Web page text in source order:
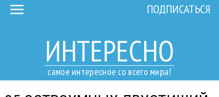
ИНТЕРЕСНО
самое интересное со всего мира!
ПОДПИСАТЬСЯ